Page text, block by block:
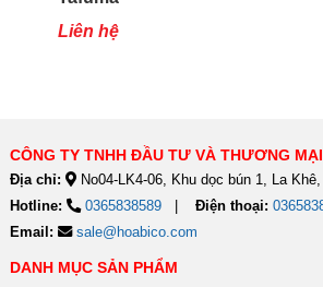
TSQ80RP
Liên hệ
CÔNG TY TNHH ĐẦU TƯ VÀ THƯƠNG
Địa chỉ:
No04-LK4-06, Khu dọc bún 1, La
Hotline:
0365838589 Điện thoại:
Email:
sale@hoabico.com
DANH MỤC SẢN PHẨM